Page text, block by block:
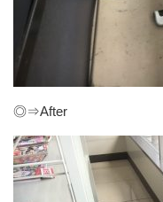
◎⇒After